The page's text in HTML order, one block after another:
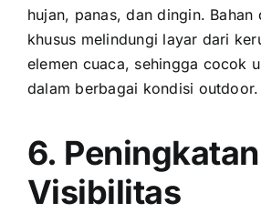
hujan, panas, dаn dingin. Bahan
khusus melindungi layar dаrі
elemen cuaca, ѕеhіnggа cocok
dаlаm berbagai kondisi outdoor.
6. Peningkatan
Visibilitas